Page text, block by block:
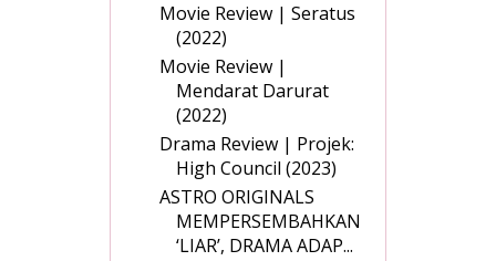
Movie Review | Seratus
(2022)
Movie Review |
Mendarat Darurat
(2022)
Drama Review | Projek:
High Council (2023)
ASTRO ORIGINALS
MEMPERSEMBAHKAN
‘LIAR’, DRAMA ADAP...